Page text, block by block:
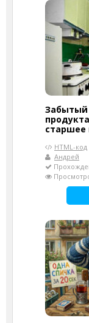
Забытый
старшее
HTML-код
Андрей